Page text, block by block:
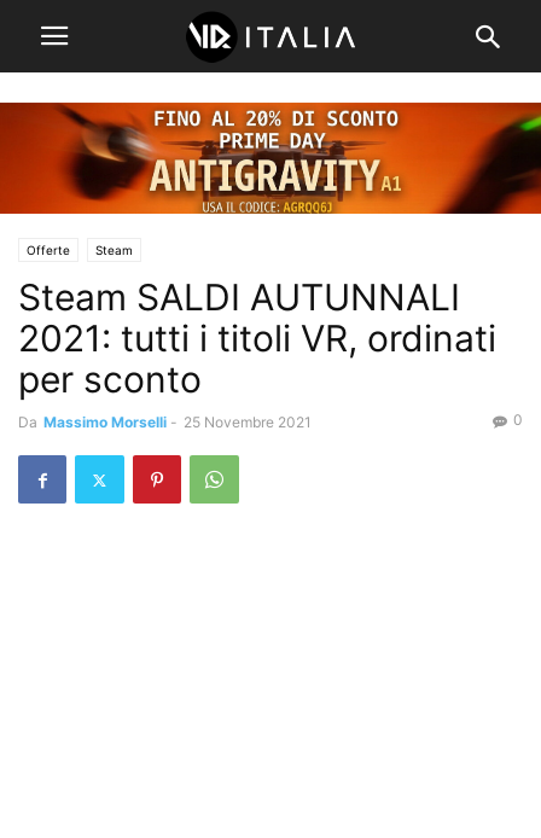
Offerte Steam
Steam SALDI AUTUNNALI
2021: tutti i titoli VR, ordinati
per sconto
Da Massimo Morselli - 25 Novembre 2021 0